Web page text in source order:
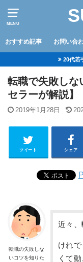
MENU
おすすめ記事 お問い合
20代若
転職で失敗しな
セラーが解説】
2019年1月28日
ツイート シェア
転職の失敗しな
いコツを知りた
近々、
けれで
くて